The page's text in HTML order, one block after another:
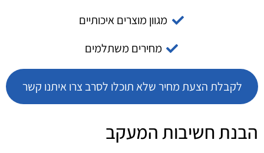
מגוון מוצרים איכותיים
מחירים משתלמים
לקבלת הצעת מחיר שלא תוכלו לסרב צרו איתנו קשר
הבנת חשיבות המעקב